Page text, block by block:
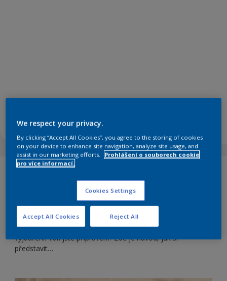
příležitostí k zahájení nového dekorování. Pokud máte chuť
vyzkoušet něco jiného než jednobarevné stěny, zkuste
experimentovat s něčím trochu jiným, například s tímto
šachovnicovým efektem. S naším podrobným průvodcem je
to snadné a v každé místnosti můžete předvést dramatické
vyjádření. Tak jste připraveni? Zde je návod, jak si
představit…
We respect your privacy.
By clicking “Accept All Cookies”, you agree to the storing of cookies
on your device to enhance site navigation, analyze site usage, and
assist in our marketing efforts.
Prohlášení o souborech cookie
pro více informací.
Cookies Settings
Reject All
Accept All Cookies